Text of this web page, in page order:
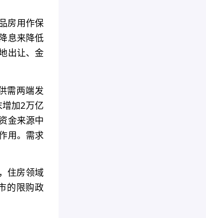
房用作保
息来降低
出让、金
需两端发
加2万亿
金来源中
用。需求
住房领域
的限购政